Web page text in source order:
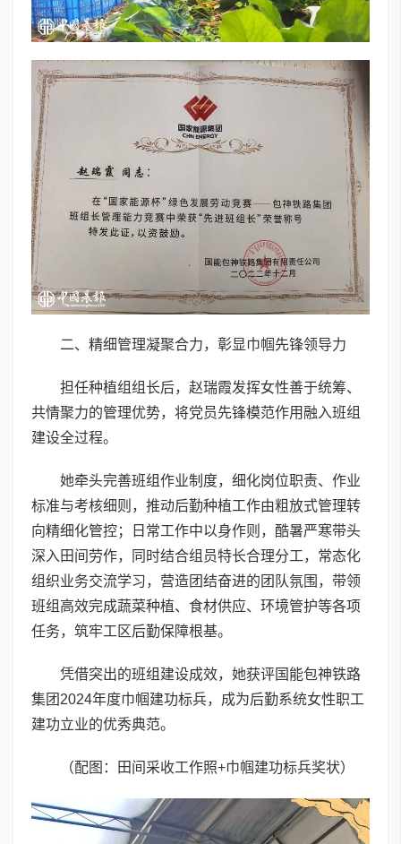
二、精细管理凝聚合力，彰显巾帼先锋领导力
担任种植组组长后，赵瑞霞发挥女性善于统筹、
共情聚力的管理优势，将党员先锋模范作用融入班组
建设全过程。
她牵头完善班组作业制度，细化岗位职责、作业
标准与考核细则，推动后勤种植工作由粗放式管理转
向精细化管控；日常工作中以身作则，酷暑严寒带头
深入田间劳作，同时结合组员特长合理分工，常态化
组织业务交流学习，营造团结奋进的团队氛围，带领
班组高效完成蔬菜种植、食材供应、环境管护等各项
任务，筑牢工区后勤保障根基。
凭借突出的班组建设成效，她获评国能包神铁路
集团2024年度巾帼建功标兵，成为后勤系统女性职工
建功立业的优秀典范。
（配图：田间采收工作照+巾帼建功标兵奖状）